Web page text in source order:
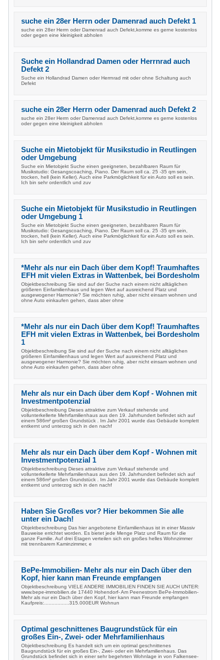
suche ein 28er Herrn oder Damenrad auch Defekt 1
suche ein 28er Herrn oder Damenrad auch Defekt,komme es gerne kostenlos
oder gegen eine kleinigkeit abholen
Suche ein Hollandrad Damen oder Herrnrad auch
Defekt 2
Suche ein Hollandrad Damen oder Herrnrad mit oder ohne Schaltung auch
Defekt
suche ein 28er Herrn oder Damenrad auch Defekt 2
suche ein 28er Herrn oder Damenrad auch Defekt,komme es gerne kostenlos
oder gegen eine kleinigkeit abholen
Suche ein Mietobjekt für Musikstudio in Reutlingen
oder Umgebung
Suche ein Mietobjekt Suche einen geeigneten, bezahlbaren Raum für
Musikstudio: Gesangscoaching, Piano. Der Raum soll ca. 25 -35 qm sein,
trocken, hell (kein Keller). Auch eine Parkmöglichkeit für ein Auto soll es sein.
Ich bin sehr ordentlich und zuv
Suche ein Mietobjekt für Musikstudio in Reutlingen
oder Umgebung 1
Suche ein Mietobjekt Suche einen geeigneten, bezahlbaren Raum für
Musikstudio: Gesangscoaching, Piano. Der Raum soll ca. 25 -35 qm sein,
trocken, hell (kein Keller). Auch eine Parkmöglichkeit für ein Auto soll es sein.
Ich bin sehr ordentlich und zuv
*Mehr als nur ein Dach über dem Kopf! Traumhaftes
EFH mit vielen Extras in Wattenbek, bei Bordesholm
Objektbeschreibung Sie sind auf der Suche nach einem nicht alltäglichen
größeren Einfamilienhaus und legen Wert auf ausreichend Platz und
ausgewogener Harmonie? Sie möchten ruhig, aber nicht einsam wohnen und
ohne Auto einkaufen gehen, dass aber ohne
*Mehr als nur ein Dach über dem Kopf! Traumhaftes
EFH mit vielen Extras in Wattenbek, bei Bordesholm
1
Objektbeschreibung Sie sind auf der Suche nach einem nicht alltäglichen
größeren Einfamilienhaus und legen Wert auf ausreichend Platz und
ausgewogener Harmonie? Sie möchten ruhig, aber nicht einsam wohnen und
ohne Auto einkaufen gehen, dass aber ohne
Mehr als nur ein Dach über dem Kopf - Wohnen mit
Investmentpotenzial
Objektbeschreibung Dieses attraktive zum Verkauf stehende und
vollunterkellerte Mehrfamilienhaus aus den 19. Jahrhundert befindet sich auf
einem 586m² großen Grundstück . Im Jahr 2001 wurde das Gebäude komplett
entkernt und unterzog sich in den nachf
Mehr als nur ein Dach über dem Kopf - Wohnen mit
Investmentpotenzial 1
Objektbeschreibung Dieses attraktive zum Verkauf stehende und
vollunterkellerte Mehrfamilienhaus aus den 19. Jahrhundert befindet sich auf
einem 586m² großen Grundstück . Im Jahr 2001 wurde das Gebäude komplett
entkernt und unterzog sich in den nachf
Haben Sie Großes vor? Hier bekommen Sie alle
unter ein Dach!
Objektbeschreibung Das hier angebotene Einfamilienhaus ist in einer Massiv
Bauweise errichtet worden. Es bietet jede Menge Platz und Raum für die
ganze Familie. Auf drei Etagen verteilen sich ein großes helles Wohnzimmer
mit trennbarem Kaminzimmer, e
BePe-Immobilien- Mehr als nur ein Dach über den
Kopf, hier kann man Freunde empfangen
Objektbeschreibung VIELE ANDERE IMMOBILIEN FINDEN SIE AUCH UNTER:
www.bepe-immobilien.de 17440 Hohendorf- Am Peenestrom BePe-Immobilien-
Mehr als nur ein Dach über den Kopf, hier kann man Freunde empfangen
Kaufpreis:.................315.000EUR Wohnun
Optimal geschnittenes Baugrundstück für ein
großes Ein-, Zwei- oder Mehrfamilienhaus
Objektbeschreibung Es handelt sich um ein optimal geschnittenes
Baugrundstück für ein großes Ein-, Zwei- oder ein Mehrfamilienhaus. Das
Grundstück befindet sich in einer sehr begehrten Wohnlage in von Falkensee-